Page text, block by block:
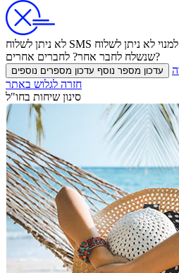
לא ניתן לשלוח SMS למנוי
שנשלח לחבר אחר? לחברים אחרים?
עדכון מספר נוסף עדכון מספרים נוספים
חזרה לגלוש באתר
סינון שיחות בחו"ל